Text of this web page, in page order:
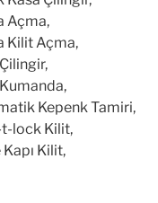
Açma,
Kilit Açma,
Kepenk Tamiri,
lock Kilit,
Kilit,